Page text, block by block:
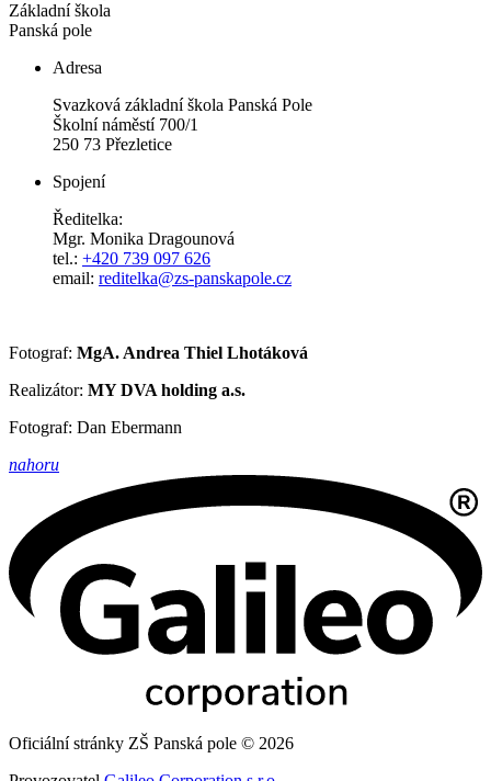
Základní škola
Panská pole
Adresa
Svazková základní škola Panská Pole
Školní náměstí 700/1
250 73 Přezletice
Spojení
Ředitelka:
Mgr. Monika Dragounová
tel.: +420 739 097 626
email: reditelka@zs-panskapole.cz
Fotograf: MgA. Andrea Thiel Lhotáková
Realizátor: MY DVA holding a.s.
Fotograf: Dan Ebermann
nahoru
Oficiální stránky ZŠ Panská pole © 2026